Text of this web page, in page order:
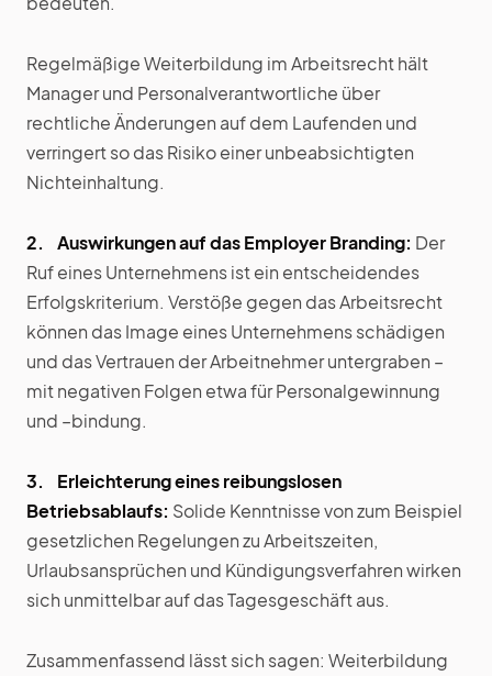
Regelmäßige Weiterbildung im Arbeitsrecht hält
Manager und Personalverantwortliche über
rechtliche Änderungen auf dem Laufenden und
verringert so das Risiko einer unbeabsichtigten
Nichteinhaltung.
2. Auswirkungen auf das Employer Branding: Der
Ruf eines Unternehmens ist ein entscheidendes
Erfolgskriterium. Verstöße gegen das Arbeitsrecht
können das Image eines Unternehmens schädigen
und das Vertrauen der Arbeitnehmer untergraben –
mit negativen Folgen etwa für Personalgewinnung
und –bindung.
3. Erleichterung eines reibungslosen
Betriebsablaufs: Solide Kenntnisse von zum Beispiel
gesetzlichen Regelungen zu Arbeitszeiten,
Urlaubsansprüchen und Kündigungsverfahren wirken
sich unmittelbar auf das Tagesgeschäft aus.
Zusammenfassend lässt sich sagen: Weiterbildung